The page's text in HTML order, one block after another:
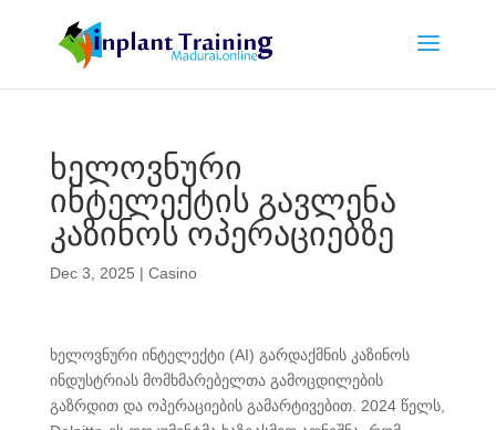
ხელოვნური
ინტელექტის გავლენა
კაზინოს ოპერაციებზე
Dec 3, 2025 | Casino
ხელოვნური ინტელექტი (AI) გარდაქმნის კაზინოს
ინდუსტრიას მომხმარებელთა გამოცდილების
გაზრდით და ოპერაციების გამარტივებით. 2024 წელს,